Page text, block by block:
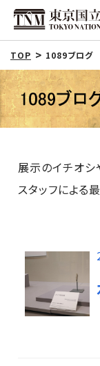
TOP 1089ブログ
展示のイチオシ
スタッフによる